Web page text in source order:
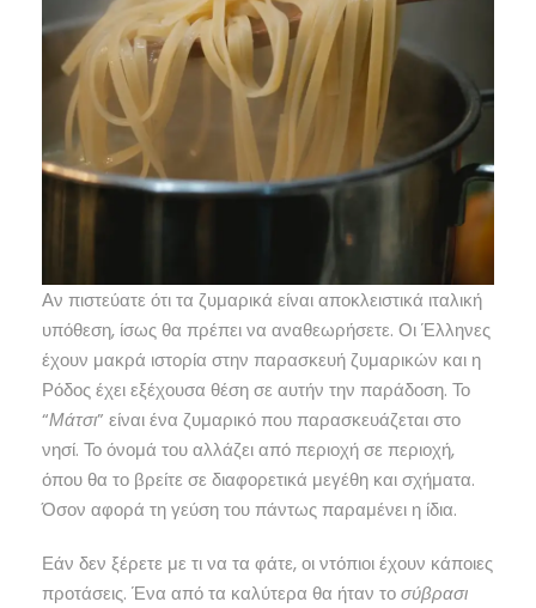
Αν πιστεύατε ότι τα ζυμαρικά είναι αποκλειστικά ιταλική
υπόθεση, ίσως θα πρέπει να αναθεωρήσετε. Οι Έλληνες
έχουν μακρά ιστορία στην παρασκευή ζυμαρικών και η
Ρόδος έχει εξέχουσα θέση σε αυτήν την παράδοση. Το
“Μάτσι” είναι ένα ζυμαρικό που παρασκευάζεται στο
νησί. Το όνομά του αλλάζει από περιοχή σε περιοχή,
όπου θα το βρείτε σε διαφορετικά μεγέθη και σχήματα.
Όσον αφορά τη γεύση του πάντως παραμένει η ίδια.
Εάν δεν ξέρετε με τι να τα φάτε, οι ντόπιοι έχουν κάποιες
προτάσεις. Ένα από τα καλύτερα θα ήταν τοσύβρασι